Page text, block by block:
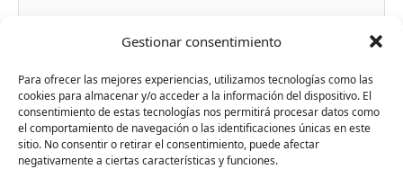
Gestionar consentimiento
Para ofrecer las mejores experiencias, utilizamos tecnologías como las
cookies para almacenar y/o acceder a la información del dispositivo. El
consentimiento de estas tecnologías nos permitirá procesar datos como
el comportamiento de navegación o las identificaciones únicas en este
sitio. No consentir o retirar el consentimiento, puede afectar
negativamente a ciertas características y funciones.
Nombre*